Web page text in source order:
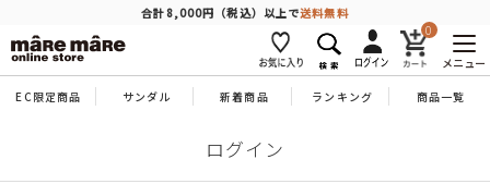
合計8,000円（税込）以上で送料無料
0
メニュー
EC限定商品 サンダル 新着商品 ランキング 商品一覧
ログイン
商品を探す